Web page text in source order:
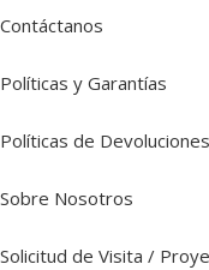
Contáctanos
Políticas y Garantías
Políticas de
Sobre Nosotros
Solicitud de Visita /